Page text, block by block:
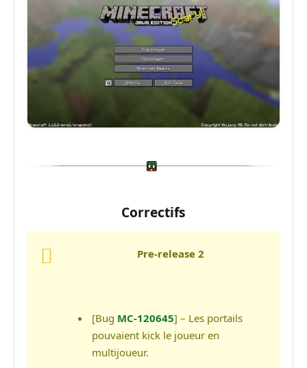
Correctifs
Pre-release 2
[Bug MC-120645] – Les portails
pouvaient kick le joueur en
multijoueur.